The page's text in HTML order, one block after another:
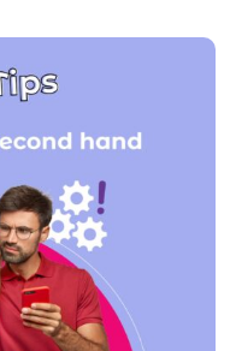
să îți arătăm cum să
de promoții. 🖥️
bine, noi suntem